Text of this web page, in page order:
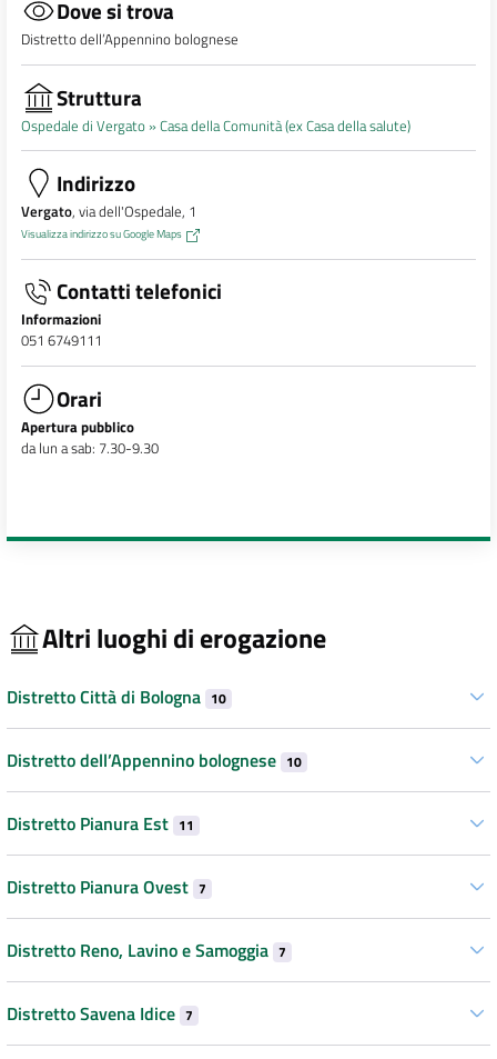
Dove si trova
Distretto dell’Appennino bolognese
Struttura
Ospedale di Vergato »Casa della Comunità (ex Casa della salute)
Indirizzo
Vergato, via dell'Ospedale, 1
Visualizza indirizzo su Google Maps
Contatti telefonici
Informazioni
051 6749111
Orari
Apertura pubblico
da lun a sab: 7.30-9.30
Altri luoghi di erogazione
Distretto Città di Bologna 10
Distretto dell’Appennino bolognese 10
Distretto Pianura Est 11
Distretto Pianura Ovest 7
Distretto Reno, Lavino e Samoggia 7
Distretto Savena Idice 7